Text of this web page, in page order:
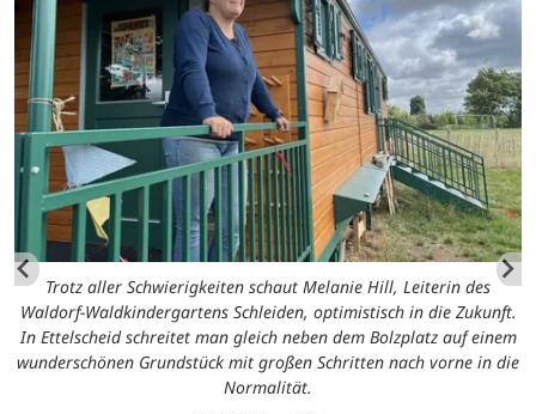
Trotz aller Schwierigkeiten schaut Melanie Hill, Leiterin des
Waldorf-Waldkindergartens Schleiden, optimistisch in die Zukunft.
In Ettelscheid schreitet man gleich neben dem Bolzplatz auf einem
wunderschönen Grundstück mit großen Schritten nach vorne in die
Normalität.